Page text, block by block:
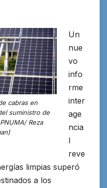
cabras en
suministro de
Reza
Un
nue
vo
info
rme
inter
age
ncia
l
reve
limpias superó
a los